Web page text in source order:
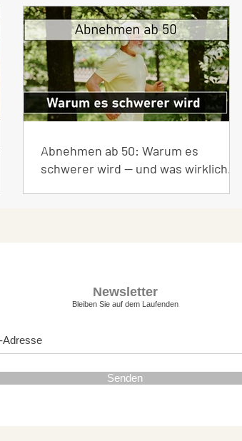
Neueste Beiträge
Abnehmen ab 50: Warum es
schwerer wird — und was wirklich
Newsletter
Bleiben Sie auf dem Laufenden
Senden